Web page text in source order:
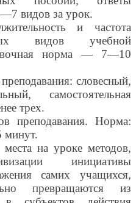
видов за урок.
и частота
видов учебной
норма — 7—10
словесный,
самостоятельная
трех.
преподавания. Норма:
минут.
на уроке методов,
инициативы
самих учащихся,
превращаются из